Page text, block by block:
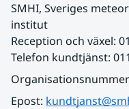
SMHI, Sveriges
institut
Reception och växel:
Telefon kundtjänst:
Epost: